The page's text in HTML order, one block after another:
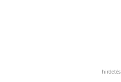
hirdetés